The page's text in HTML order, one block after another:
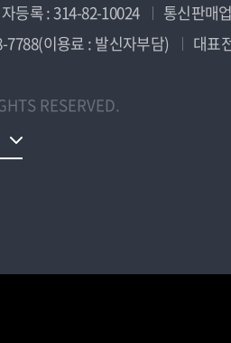
등록 : 314-82-10024
통신판매
7788(이용료 : 발신자부담)
대표
RESERVED.